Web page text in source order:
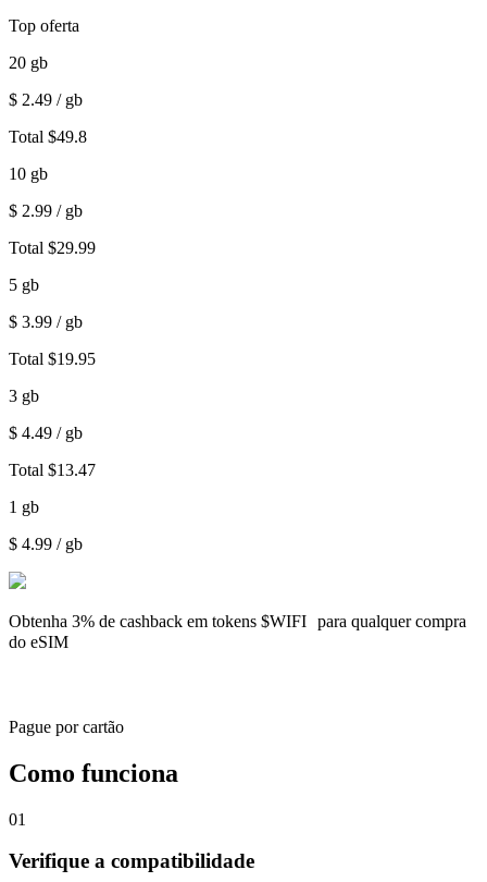
Top oferta
20 gb
$ 2.49 / gb
Total $49.8
10 gb
$ 2.99 / gb
Total $29.99
5 gb
$ 3.99 / gb
Total $19.95
3 gb
$ 4.49 / gb
Total $13.47
1 gb
$ 4.99 / gb
Obtenha 3% de cashback em tokens $WIFI para qualquer compra
do eSIM
Pague por cartão
Como funciona
01
Verifique a compatibilidade